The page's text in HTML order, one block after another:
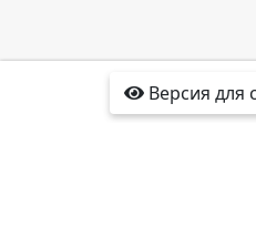
Версия для